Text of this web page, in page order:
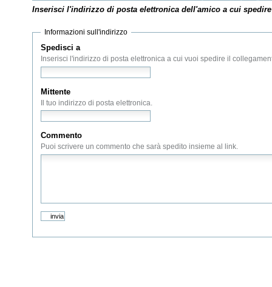
Inserisci l'indirizzo di posta elettronica dell'amico a cui
Informazioni sull'indirizzo
Spedisci a
Inserisci l'indirizzo di posta elettronica a cui vuoi spedire il
Mittente
Il tuo indirizzo di posta elettronica.
Commento
Puoi scrivere un commento che sarà spedito insieme al link.